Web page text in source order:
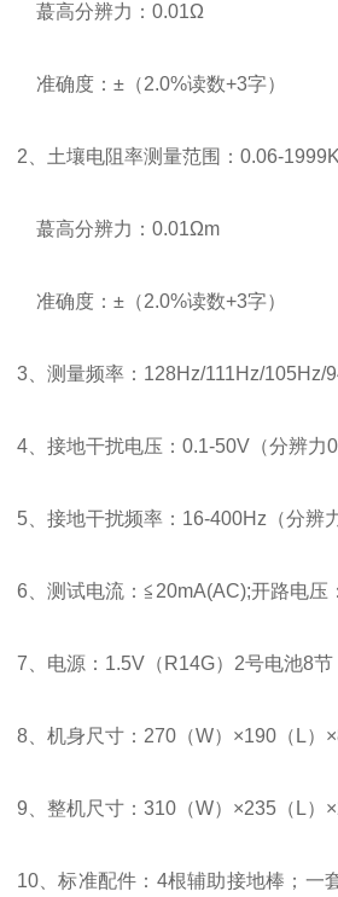
蕞高分辨力：0.01Ω
准确度：±（2.0%读数+3字）
2、土壤电阻率测量范围：0.06-
蕞高分辨力：0.01Ωm
准确度：±（2.0%读数+3字）
3、测量频率：128Hz/111Hz/105Hz/
4、接地干扰电压：0.1-50V（分辨力
5、接地干扰频率：16-400Hz（分辨
6、测试电流：≦20mA(AC);开路电压
7、电源：1.5V（R14G）2号电池8节
8、机身尺寸：270（W）×190（L）
9、整机尺寸：310（W）×235（L）
10、标准配件：4根辅助接地棒；一